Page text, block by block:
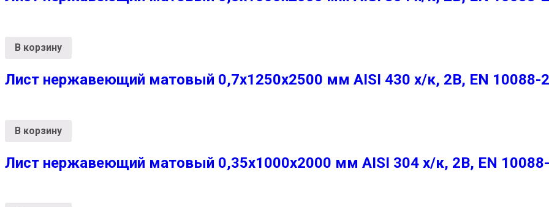
В корзину
Лист нержавеющий матовый 0,7х1250х2500 мм AISI 430 х/к, 2B, EN 10088-2
В корзину
Лист нержавеющий матовый 0,35х1000х2000 мм AISI 304 х/к, 2B, EN